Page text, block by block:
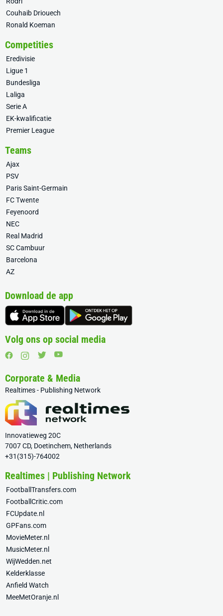
Couhaib Driouech
Ronald Koeman
Competities
Eredivisie
Ligue 1
Bundesliga
Laliga
Serie A
EK-kwalificatie
Premier League
Teams
Ajax
PSV
Paris Saint-Germain
FC Twente
Feyenoord
NEC
Real Madrid
SC Cambuur
Barcelona
AZ
Download de app
Volg ons op social media
Corporate & Media
Realtimes - Publishing Network
Innovatieweg 20C
7007 CD, Doetinchem, Netherlands
+31(315)-764002
Realtimes | Publishing Network
FootballTransfers.com
FootballCritic.com
FCUpdate.nl
GPFans.com
MovieMeter.nl
MusicMeter.nl
WijWedden.net
Kelderklasse
Anfield Watch
MeeMetOranje.nl